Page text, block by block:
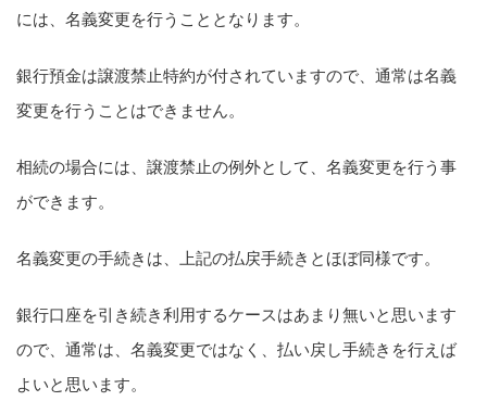
には、名義変更を行うこととなります。
銀行預金は譲渡禁止特約が付されていますので、通常は名義
変更を行うことはできません。
相続の場合には、譲渡禁止の例外として、名義変更を行う事
ができます。
名義変更の手続きは、上記の払戻手続きとほぼ同様です。
銀行口座を引き続き利用するケースはあまり無いと思います
ので、通常は、名義変更ではなく、払い戻し手続きを行えば
よいと思います。